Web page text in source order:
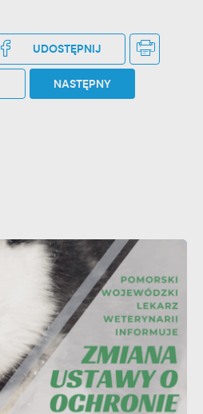
UDOSTĘPNIJ
NASTĘPNY